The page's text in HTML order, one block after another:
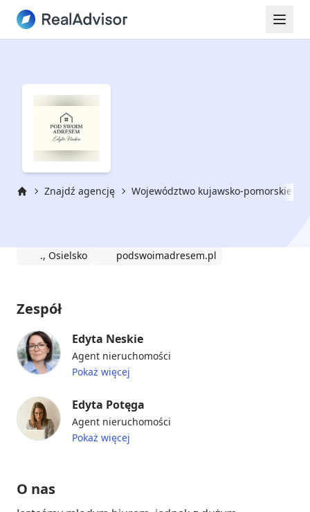
Znajdź agencję Województwo kujawsko-pomorskie
., Osielsko podswoimadresem.pl
Zespół
Edyta Neskie
Agent nieruchomości
Pokaż więcej
Edyta Potęga
Agent nieruchomości
Pokaż więcej
O nas